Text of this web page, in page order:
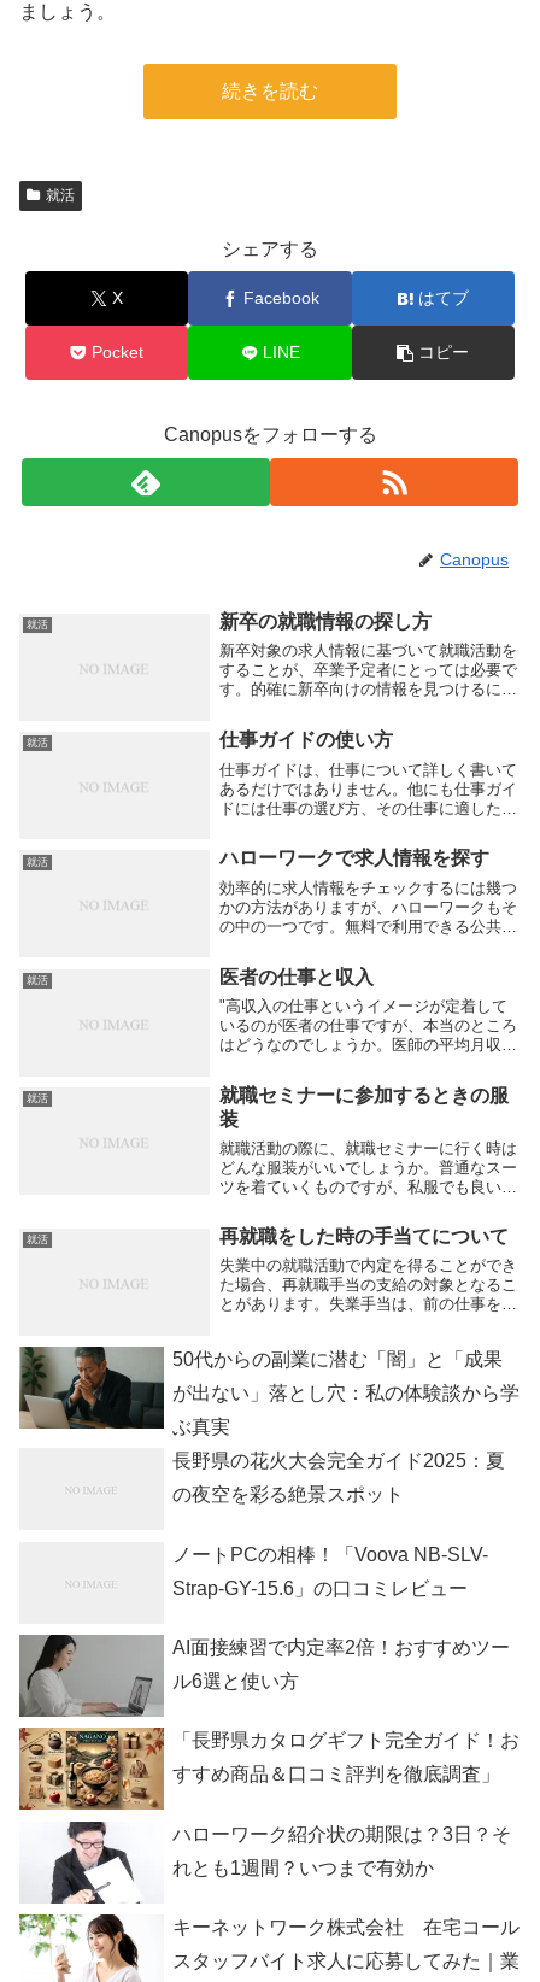
ましょう。
続きを読む
就活
シェアする
X Facebook はてブ
Pocket LINE コピー
Canopusをフォローする
Canopus
就活 新卒の就職情報の探し方
新卒対象の求人情報に基づいて就職活動を
することが、卒業予定者にとっては必要で
す。的確に新卒向けの情報を見つけるに
新卒向け就職情報サイトもたくさんありま
すが、他にもいろいろな方法があります。
ひとつの業界に...
就活 仕事ガイドの使い方
仕事ガイドは、仕事について詳しく書いて
あるだけではありません。他にも仕事ガイ
ドには仕事の選び方、その仕事に適した人
て楽しいことを、仕事にしたいという考え
方で仕事を選ぶ人もいます。人によって
は、仕事の時間...
就活 ハローワークで求人情報を探す
効率的に求人情報をチェックするには幾つ
かの方法がありますが、ハローワークもそ
の中の一つです。無料で利用できる公共職
業の求人がたくさんあり、信頼性が高いこ
とが魅力の一つです。求人情報は様々な条
件で検索をす...
就活 医者の仕事と収入
"高収入の仕事というイメージが定着して
いるのが医者の仕事ですが、本当のところ
はどうなのでしょうか。医師の平均月収は
む
就活
就職セミナーに参加するときの服
装
就職活動の際に、就職セミナーに行く時は
どんな服装がいいでしょうか。普通なスー
ツを着ていくものですが、私服でも良いと
ツの着用が社会人の服装の規範ですが、ど
んな会社かによっても変わってきます。就
職セミナーは...
就活 再就職をした時の手当てについて
失業中の就職活動で内定を得ることができ
た場合、再就職手当の支給の対象となるこ
とがあります。失業手当は、前の仕事を退
給付は終了します。再就業手当は、失業手
当をもらって...
50代からの副業に潜む「闇」と「成果
が出ない」落とし穴：私の体験談から学
ぶ真実
長野県の花火大会完全ガイド2025：夏
の夜空を彩る絶景スポット
ノートPCの相棒！「Voova NB-SLV-
Strap-GY-15.6」の口コミレビュー
AI面接練習で内定率2倍！おすすめツー
ル6選と使い方
「長野県カタログギフト完全ガイド！お
すすめ商品＆口コミ評判を徹底調査」
ハローワーク紹介状の期限は？3日？そ
れとも1週間？いつまで有効か
キーネットワーク株式会社 在宅コール
スタッフバイト求人に応募してみた｜業